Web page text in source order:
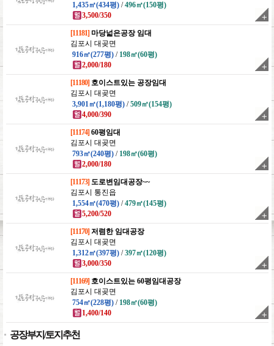
1,435㎡(434평) /496㎡(150평)
3,500/350
[11181] 마당넓은공장 임대
김포시 대곶면
916㎡(277평) / 198㎡(60평)
2,000/180
[11180] 호이스트있는 공장임대
김포시 대곶면
3,901㎡(1,180평) /509㎡(154평)
4,000/390
[11174] 60평임대
김포시 대곶면
793㎡(240평) / 198㎡(60평)
2,000/180
[11173] 도로변임대공장~~
김포시 통진읍
1,554㎡(470평) /479㎡(145평)
5,200/520
[11170] 저렴한 임대공장
김포시 대곶면
1,312㎡(397평) /397㎡(120평)
3,000/350
[11169] 호이스트있는 60평임대공장
김포시 대곶면
754㎡(228평) / 198㎡(60평)
1,400/140
공장부지/토지추천